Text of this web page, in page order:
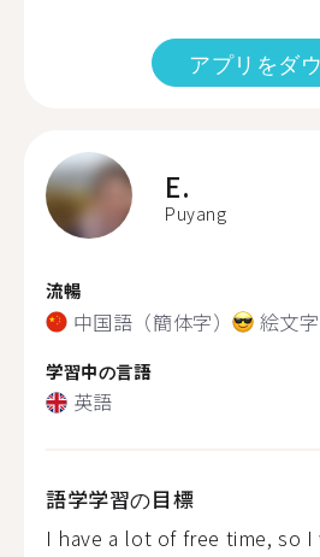
アプリをダ
E.
Puyang
流暢
中国語（簡体字） 絵文字
学習中の言語
英語
語学学習の目標
I have a lot of free time, so